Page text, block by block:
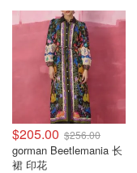
$205.00 $256.00
gorman Beetlemania 长
裙 印花